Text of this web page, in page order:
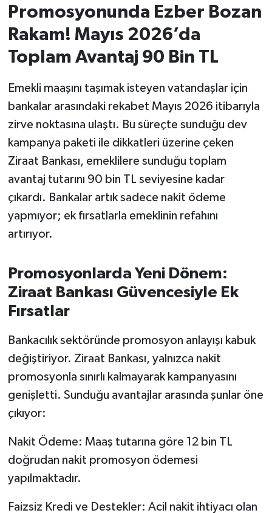
Promosyonunda Ezber Bozan
Rakam! Mayıs 2026’da
Toplam Avantaj 90 Bin TL
Emekli maaşını taşımak isteyen vatandaşlar için
bankalar arasındaki rekabet Mayıs 2026 itibarıyla
zirve noktasına ulaştı. Bu süreçte sunduğu dev
kampanya paketi ile dikkatleri üzerine çeken
Ziraat Bankası, emeklilere sunduğu toplam
avantaj tutarını 90 bin TL seviyesine kadar
çıkardı. Bankalar artık sadece nakit ödeme
yapmıyor; ek fırsatlarla emeklinin refahını
artırıyor.
Promosyonlarda Yeni Dönem:
Ziraat Bankası Güvencesiyle Ek
Fırsatlar
Bankacılık sektöründe promosyon anlayışı kabuk
değiştiriyor. Ziraat Bankası, yalnızca nakit
promosyonla sınırlı kalmayarak kampanyasını
genişletti. Sunduğu avantajlar arasında şunlar öne
çıkıyor:
Nakit Ödeme: Maaş tutarına göre 12 bin TL
doğrudan nakit promosyon ödemesi
yapılmaktadır.
Faizsiz Kredi ve Destekler: Acil nakit ihtiyacı olan
KENT GÜNDEMİ
Kepsut
KÜLTÜR-SANAT
MAGAZİN
MANŞET
Manyas
OTOMOTİV
Resmi İlanlar
SAĞLIK
SEYAHAT
SİYASET
SPOR
SÜRMANŞET